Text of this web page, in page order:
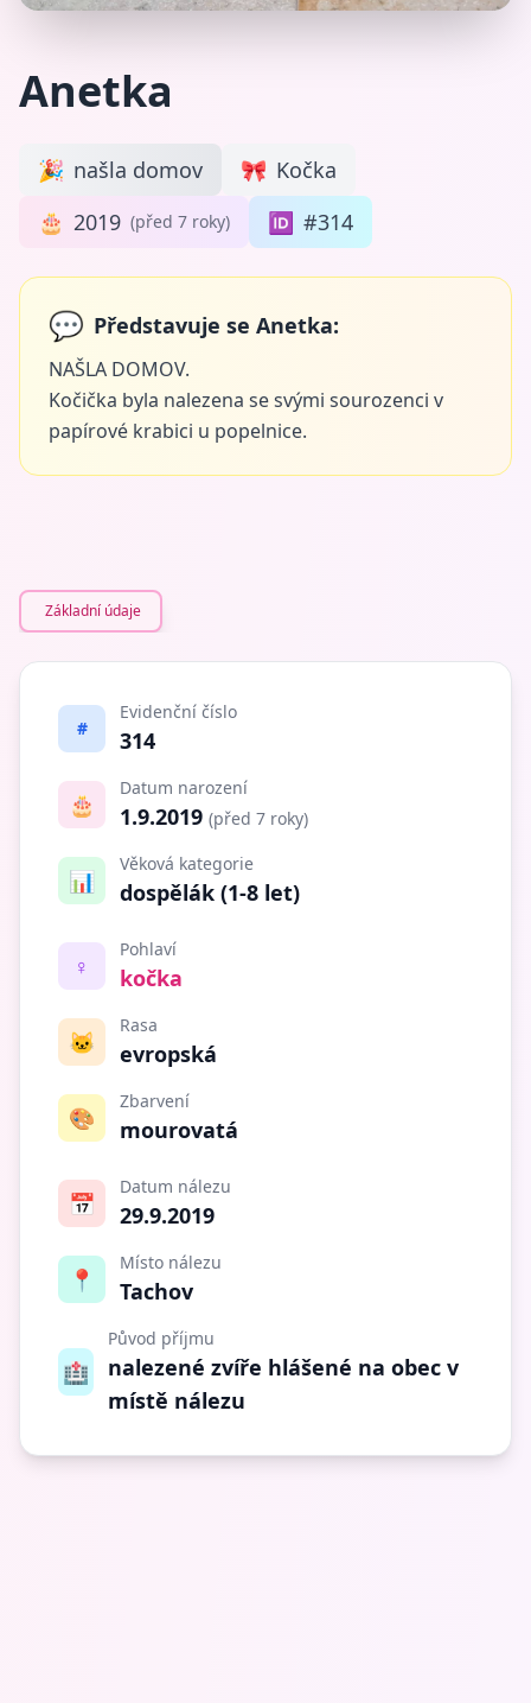
Anetka
🎉 našla domov 🎀 Kočka
🎂 2019 (před 7 roky) 🆔 #314
💬 Představuje se Anetka:
NAŠLA DOMOV.
Kočička byla nalezena se svými sourozenci v
papírové krabici u popelnice.
Základní údaje
#
Evidenční číslo
314
🎂
Datum narození
1.9.2019 (před 7 roky)
📊
Věková kategorie
dospělák (1-8 let)
♀️
Pohlaví
kočka
🐱
Rasa
evropská
🎨
Zbarvení
mourovatá
📅
Datum nálezu
29.9.2019
📍
Místo nálezu
Tachov
🏥
Původ příjmu
nalezené zvíře hlášené na obec v
místě nálezu